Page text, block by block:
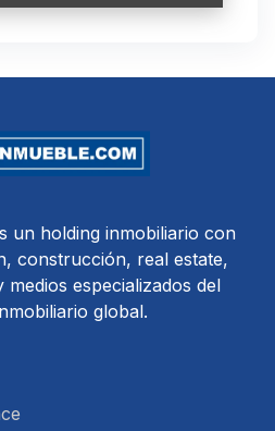
un holding inmobiliario con
construcción, real estate,
medios especializados del
global.